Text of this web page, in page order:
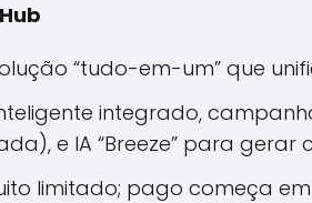
“tudo-em-um” que
inteligente integrado,
e IA “Breeze” para gerar
limitado; pago começa em